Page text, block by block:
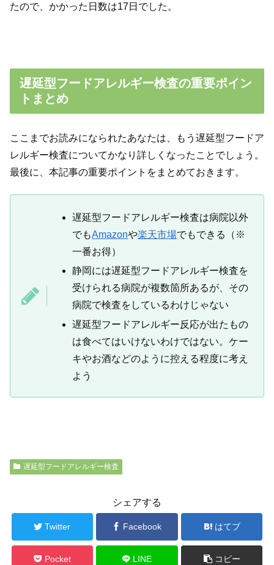
たので、かかった日数は17日でした。
遅延型フードアレルギー検査の重要ポイン
トまとめ
ここまでお読みになられたあなたは、もう遅延型フードア
レルギー検査についてかなり詳しくなったことでしょう。
最後に、本記事の重要ポイントをまとめておきます。
遅延型フードアレルギー検査は病院以外
でもAmazonや楽天市場でもできる（※
一番お得）
静岡には遅延型フードアレルギー検査を
受けられる病院が複数箇所あるが、その
病院で検査をしているわけじゃない
遅延型フードアレルギー反応が出たもの
は食べてはいけないわけではない。ケー
キやお酒などのように控える程度に考え
よう
遅延型フードアレルギー検査
シェアする
Twitter Facebook はてブ
Pocket LINE コピー